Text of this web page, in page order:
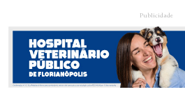
Publicidade